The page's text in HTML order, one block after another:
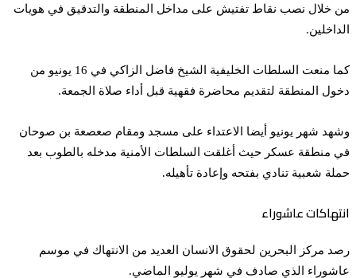
من خلال نصب نقاط تفتيش على مداخل المنطقة والتدقيق في هويات
الداخلين.
كما منعت السلطات الخليفية الشيخ فاضل الزاكي في 16 يونيو من
دخول المنطقة لتقديم محاضرة فقهية قبل أداء صلاة الجمعة.
وشهد شهر يونيو أيضا الاعتداء على مسجد ومقام صعصعة بن صوحان
في منطقة عسكر حيث أغلقت السلطات الأمنية مدخله بالطوب بعد
حملة شعبية تنادي بفتحه وإعادة تأهيله.
انتهاكات عاشوراء
رصد مركز البحرين لحقوق الانسان العديد من الانتهاك في موسم
عاشوراء الذي صادف في شهر يوليو الماضي.